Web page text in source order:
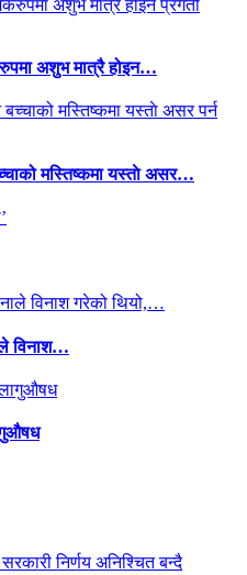
अशुभ मात्रै होइन…
मस्तिष्कमा यस्ताे असर…
विनाश…